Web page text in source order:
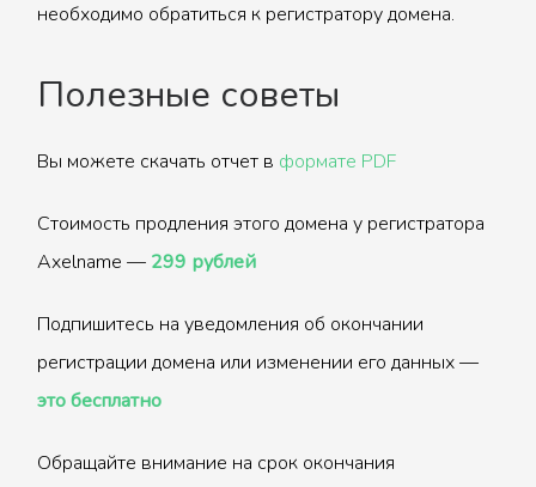
необходимо обратиться к регистратору домена.
Полезные советы
Вы можете скачать отчет в формате PDF
Стоимость продления этого домена у регистратора
Axelname — 299 рублей
Подпишитесь на уведомления об окончании
регистрации домена или изменении его данных —
это бесплатно
Обращайте внимание на срок окончания